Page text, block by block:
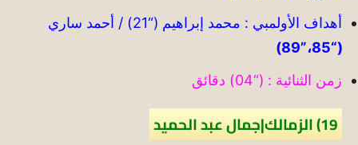
أهداف الأولمبي : محمد إبراهيم (“21) / أحمد ساري
(“85،”89)
زمن الثنائية : (“04) دقائق
19) الزمالك|جمال عبد الحميد